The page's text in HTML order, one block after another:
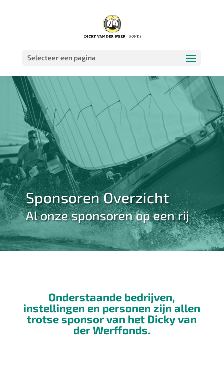
Selecteer een pagina
Sponsoren Overzicht
Al onze sponsoren op een rij
Onderstaande bedrijven,
instellingen en personen zijn allen
trotse sponsor van het Dicky van
der Werffonds.